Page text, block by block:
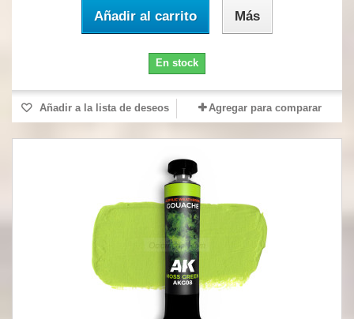
Añadir al carrito Más
En stock
Añadir a la lista de deseos Agregar para comparar